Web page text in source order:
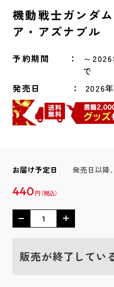
機動戦士ガンダ
ア・アズナブル
予約期間
～
で
発売日
2026
お届け予定日 発売日以降
440 円
販売が終了してい